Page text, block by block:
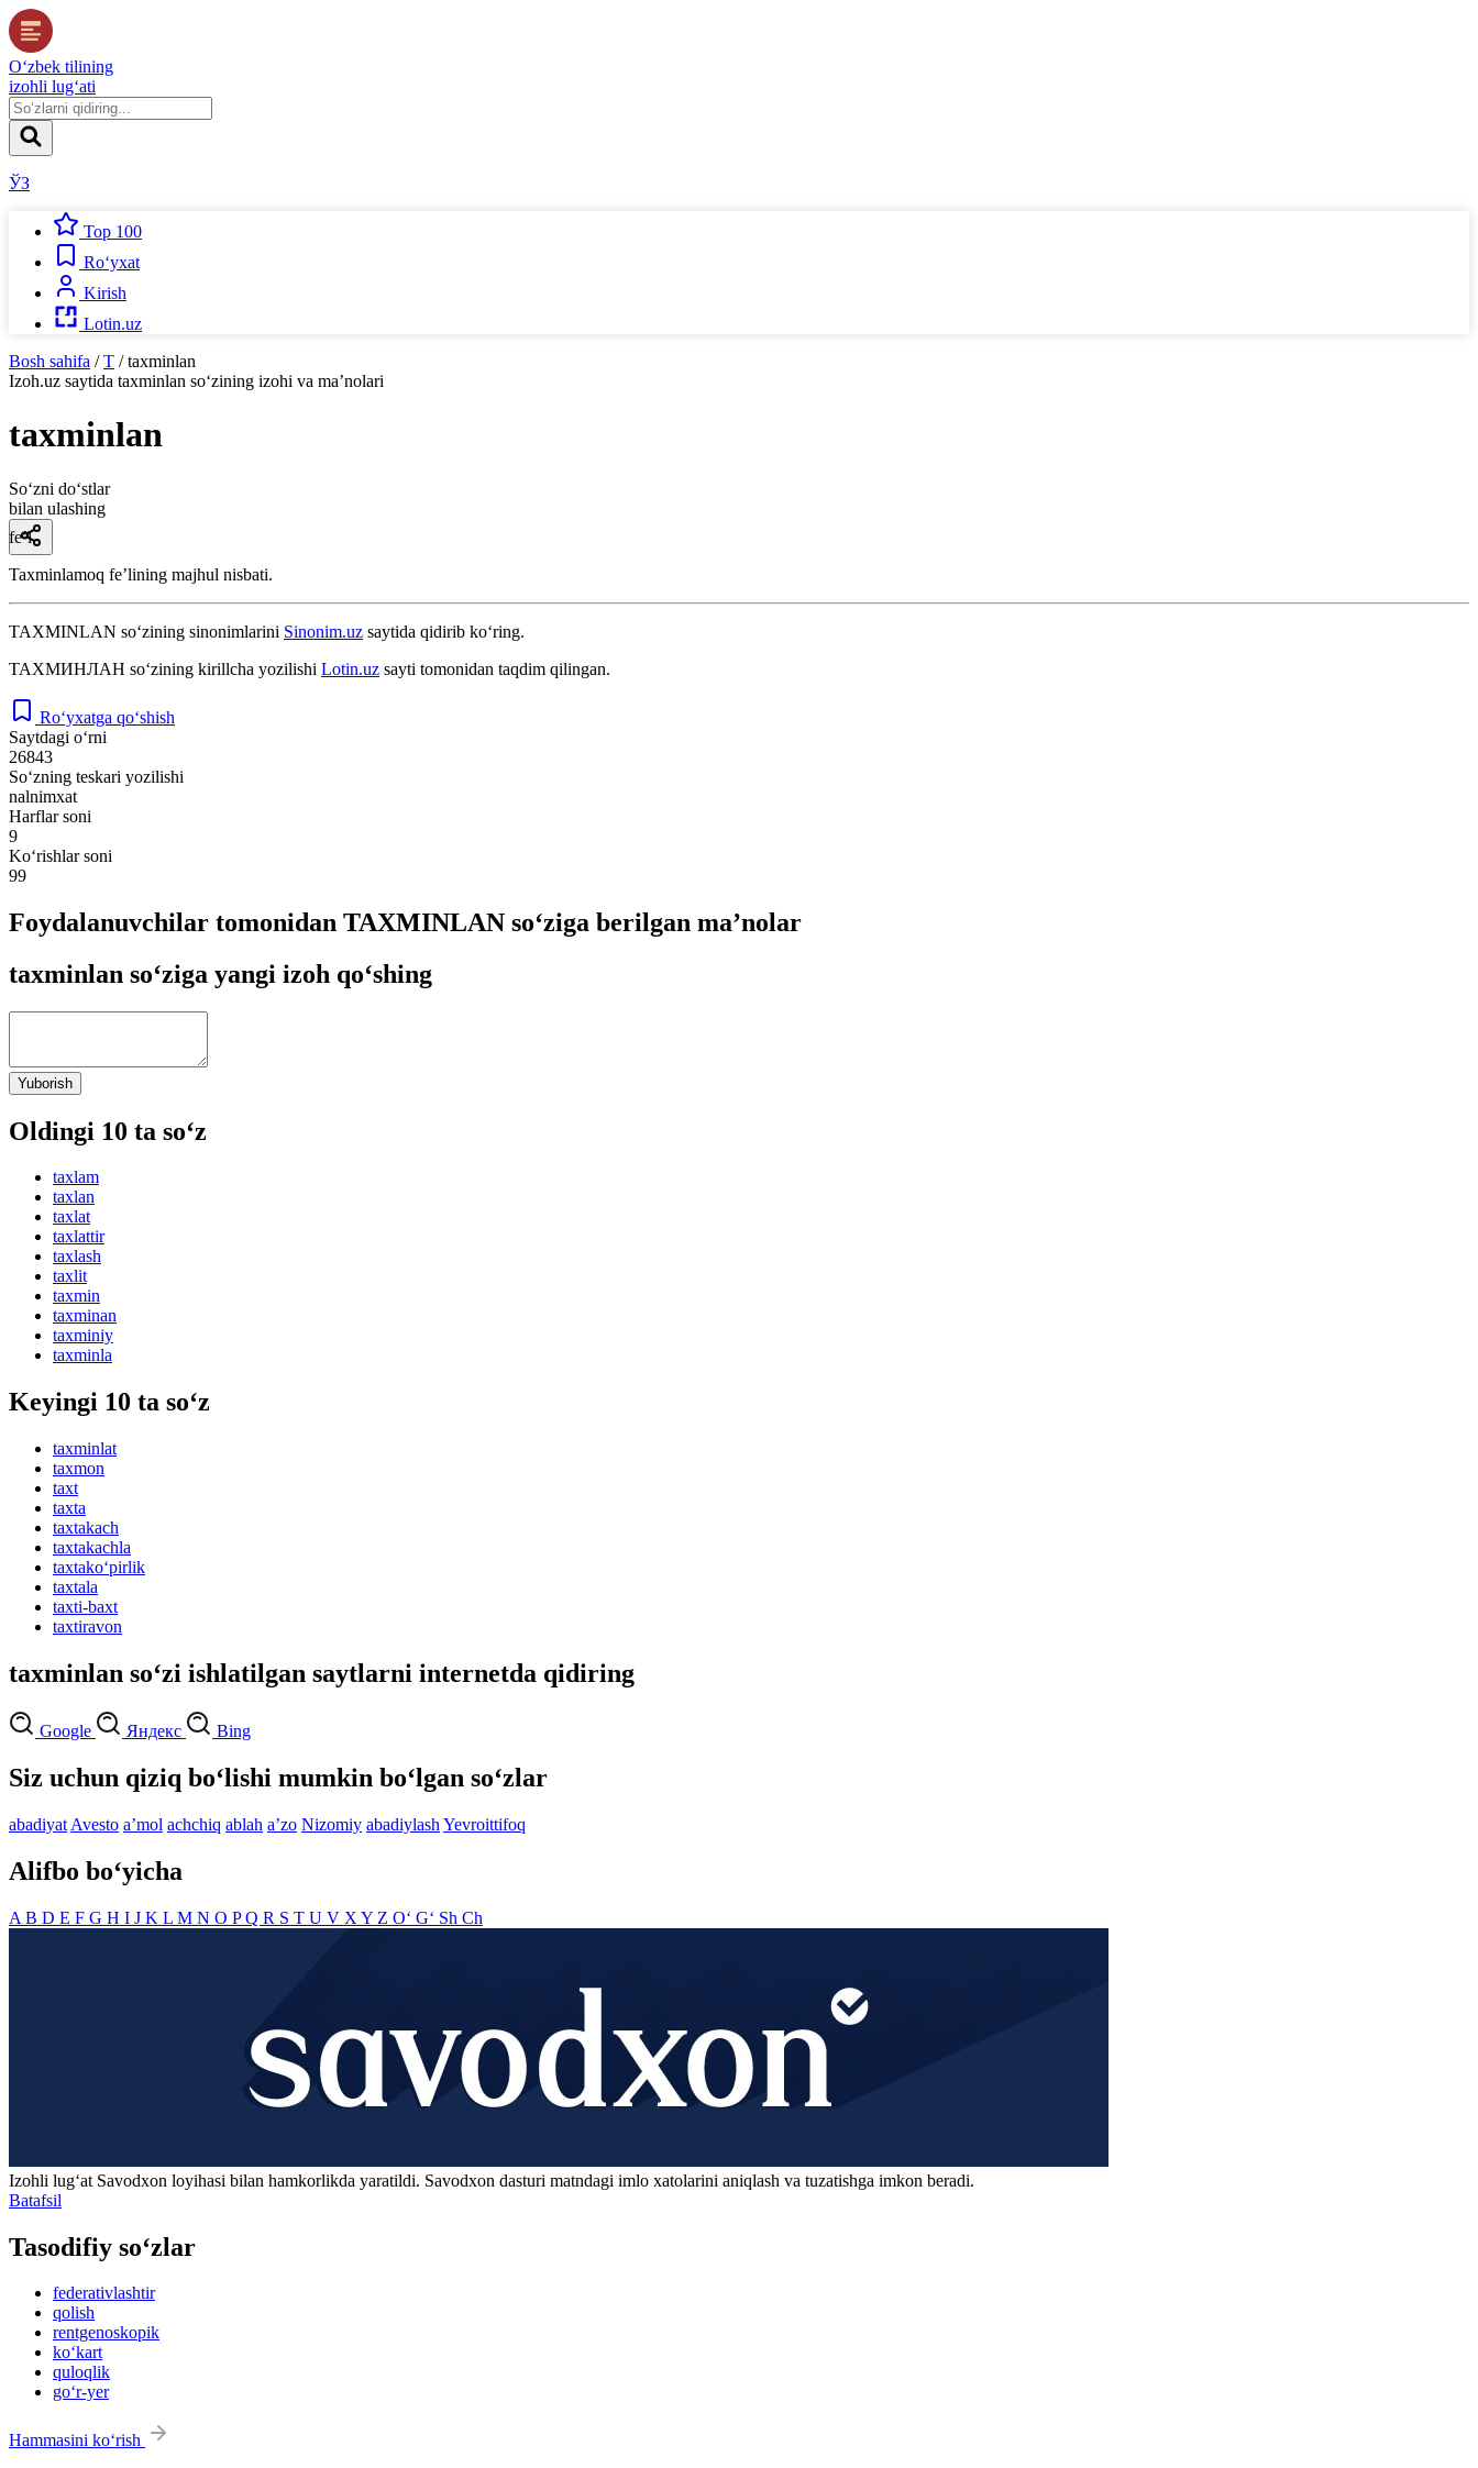
O‘zbek tilining
izohli lug‘ati
ЎЗ
Top 100
Ro‘yxat
Kirish
Lotin.uz
Bosh sahifa / T / taxminlan
Izoh.uz saytida taxminlan so‘zining izohi va ma’nolari
taxminlan
So‘zni do‘stlar
bilan ulashing
fe’l
Taxminlamoq feʼlining majhul nisbati.
TAXMINLAN so‘zining sinonimlarini Sinonim.uz saytida qidirib ko‘ring.
ТАХМИНЛАН so‘zining kirillcha yozilishi Lotin.uz sayti tomonidan taqdim qilingan.
Ro‘yxatga qo‘shish
Saytdagi o‘rni
26843
So‘zning teskari yozilishi
nalnimxat
Harflar soni
9
Ko‘rishlar soni
99
Foydalanuvchilar tomonidan TAXMINLAN so‘ziga berilgan ma’nolar
taxminlan so‘ziga yangi izoh qo‘shing
Yuborish
Oldingi 10 ta so‘z
taxlam
taxlan
taxlat
taxlattir
taxlash
taxlit
taxmin
taxminan
taxminiy
taxminla
Keyingi 10 ta so‘z
taxminlat
taxmon
taxt
taxta
taxtakach
taxtakachla
taxtako‘pirlik
taxtala
taxti-baxt
taxtiravon
taxminlan so‘zi ishlatilgan saytlarni internetda qidiring
Google Яндекс Bing
Siz uchun qiziq bo‘lishi mumkin bo‘lgan so‘zlar
abadiyat Avesto aʼmol achchiq ablah aʼzo Nizomiy abadiylash Yevroittifoq
Alifbo bo‘yicha
A B D E F G H I J K L M N O PQ R S T U V X Y Z O‘ G‘ Sh Ch
Izohli lugʻat Savodxon loyihasi bilan hamkorlikda yaratildi. Savodxon dasturi matndagi imlo xatolarini aniqlash va tuzatishga imkon beradi.
Batafsil
Tasodifiy so‘zlar
federativlashtir
qolish
rentgenoskopik
ko‘kart
quloqlik
go‘r-yer
Hammasini ko‘rish